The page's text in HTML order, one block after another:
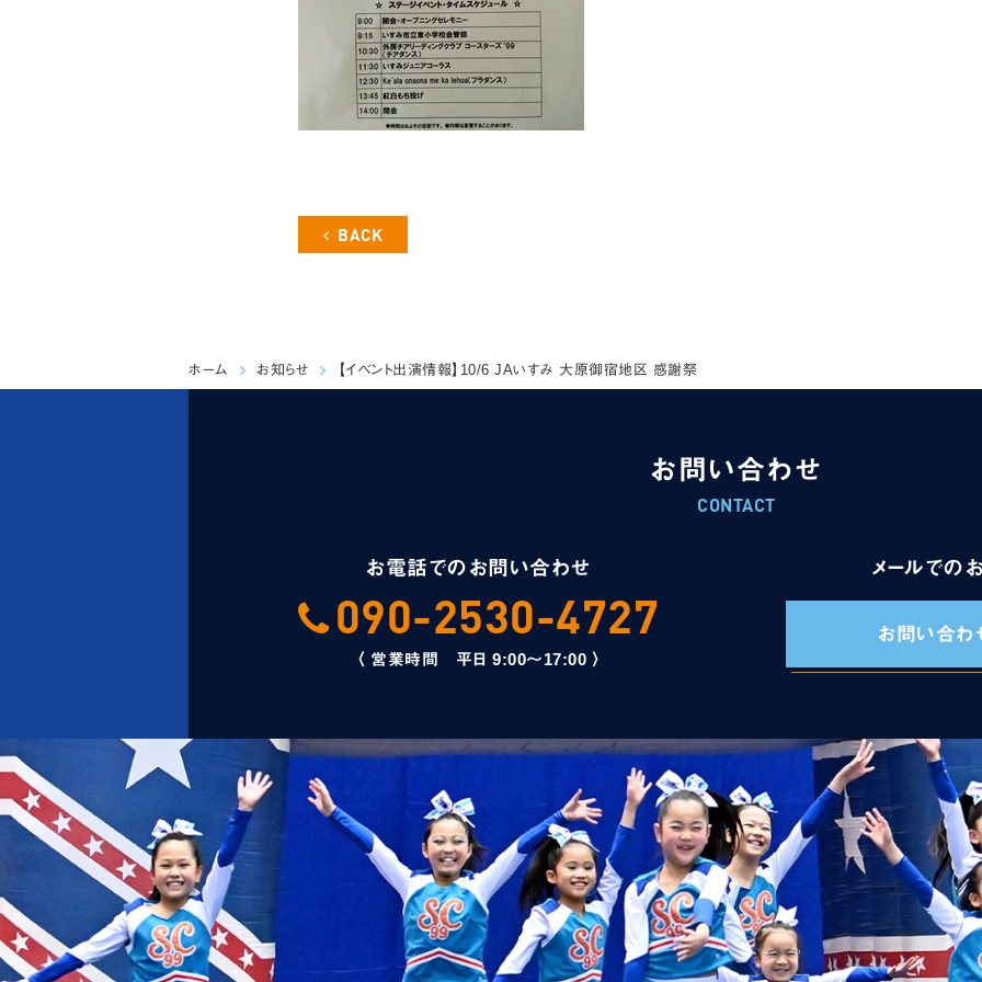
BACK
ホーム お知らせ 【イベント出演情報】10/6 JAいすみ 大原御宿地区 感謝祭
お問い合わせ
CONTACT
お電話でのお問い合わせ
090-2530-4727
〈 営業時間 平日 9:00～17:00 〉
メールでの
お問い合わ